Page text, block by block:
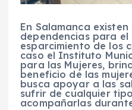
En Salamanca
dependencias para
esparcimiento de los
caso el Instituto
para las Mujeres,
beneficio de las
busca apoyar a las
sufrir de cualquier
acompañarlas